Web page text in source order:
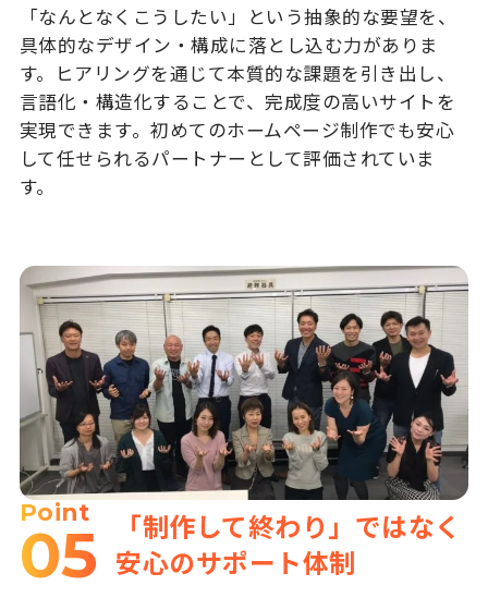
「なんとなくこうしたい」という抽象的な要望を、
具体的なデザイン・構成に落とし込む力がありま
す。ヒアリングを通じて本質的な課題を引き出し、
言語化・構造化することで、完成度の高いサイトを
実現できます。初めてのホームページ制作でも安心
して任せられるパートナーとして評価されていま
す。
Point
05
「制作して終わり」ではなく
安心のサポート体制